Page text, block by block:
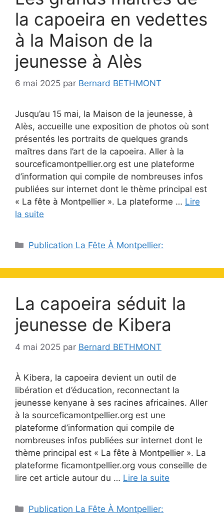
la capoeira en vedettes
à la Maison de la
jeunesse à Alès
6 mai 2025 par Bernard BETHMONT
Jusqu’au 15 mai, la Maison de la jeunesse, à
Alès, accueille une exposition de photos où sont
présentés les portraits de quelques grands
maîtres dans l’art de la capoeira. Aller à la
sourceficamontpellier.org est une plateforme
d’information qui compile de nombreuses infos
publiées sur internet dont le thème principal est
« La fête à Montpellier ». La plateforme … Lire
la suite
Catégories
Publication La Fête À Montpellier:
La capoeira séduit la
jeunesse de Kibera
4 mai 2025 par Bernard BETHMONT
À Kibera, la capoeira devient un outil de
libération et d’éducation, reconnectant la
jeunesse kenyane à ses racines africaines. Aller
à la sourceficamontpellier.org est une
plateforme d’information qui compile de
nombreuses infos publiées sur internet dont le
thème principal est « La fête à Montpellier ». La
plateforme ficamontpellier.org vous conseille de
lire cet article autour du … Lire la suite
Catégories
Publication La Fête À Montpellier: